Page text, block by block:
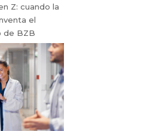
Z: cuando la
el
de BZB